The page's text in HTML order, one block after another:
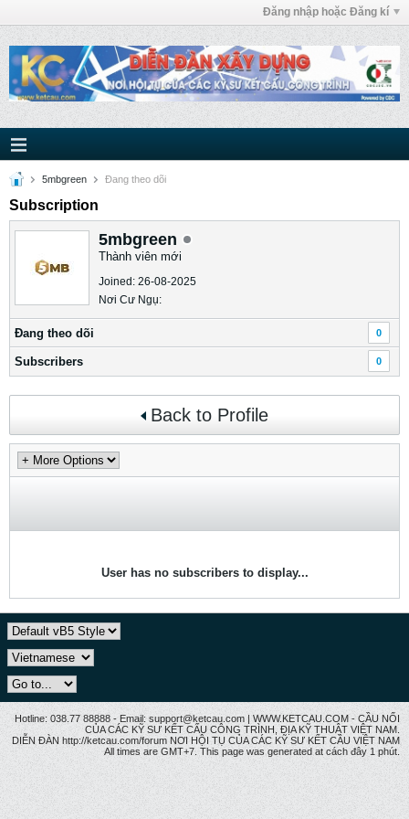
Đăng nhập hoặc Đăng kí
5mbgreen Ðang theo dõi
Subscription
5mbgreen
Thành viên mới
Joined: 26-08-2025
Nơi Cư Ngụ:
Ðang theo dõi 0
Subscribers 0
Back to Profile
User has no subscribers to display...
Hotline: 038.77 88888 - Email: support@ketcau.com | WWW.KETCAU.COM - CẦU NỐI
CỦA CÁC KỸ SƯ KẾT CẤU CÔNG TRÌNH, ĐỊA KỸ THUẬT VIỆT NAM.
DIỄN ĐÀN http://ketcau.com/forum NƠI HỘI TỤ CỦA CÁC KỸ SƯ KẾT CÂU VIỆT NAM
All times are GMT+7. This page was generated at cách đây 1 phút.